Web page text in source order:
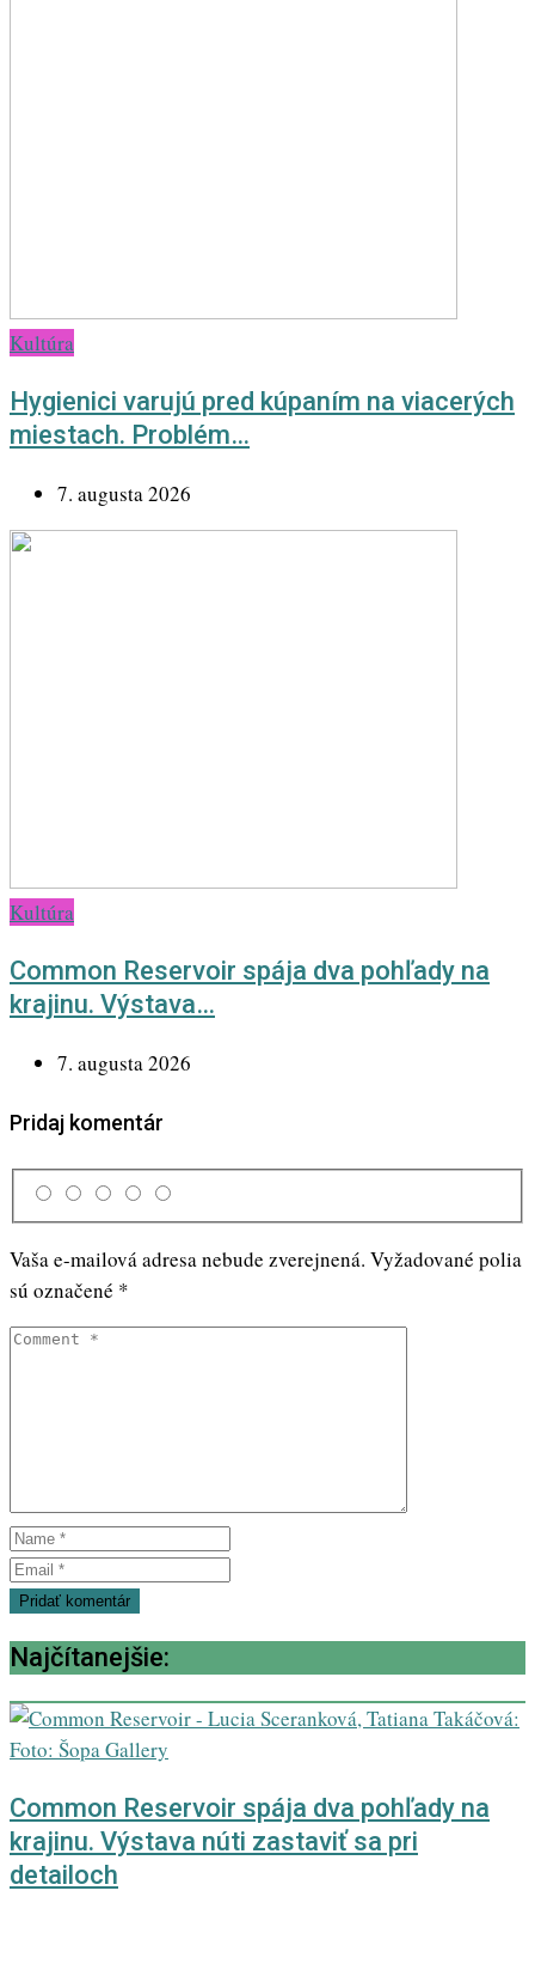
Kultúra
Hygienici varujú pred kúpaním na viacerých
miestach. Problém…
7. augusta 2026
Kultúra
Common Reservoir spája dva pohľady na
krajinu. Výstava…
7. augusta 2026
Pridaj komentár
Vaša e-mailová adresa nebude zverejnená. Vyžadované polia
sú označené *
Najčítanejšie:
Common Reservoir spája dva pohľady na
krajinu. Výstava núti zastaviť sa pri
detailoch